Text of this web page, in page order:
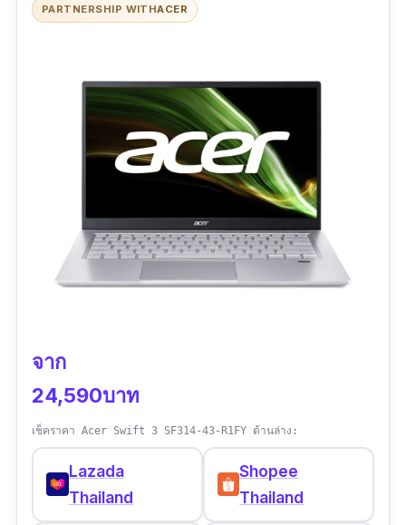
CPU : AMD Ryzen 5 5500U
ขนาดหน้าจอ :15.6 นิ้ว |ความจำ :512 GB
ระบบปฏิบัติการ :Windows 10 |ปีที่ผลิต :
ได้รับของแล้ว ถือว่าส่งไวมาก จากเชียงใหม่
มาสารคามส่งย็นศุกร์ ได้รับอาทิตย์ตอนเที่ยง ทาง
ร้านบริการและตอบคำถามดีมาก มีโอกาสจะใชะ
บริการอีก มีของแถม+ใบกำกับภาษีมาให้ด้วยดี
ครับ ได้คูปองส่วนลดจากร้านอีก 500 ประหยัดเงิน
PARTNERSHIP WITHACER
จาก
24,590บาท
เช็คราคา Acer Swift 3 SF314-43-R1FY ด้านล่าง:
Lazada
Thailand
Shopee
Thailand